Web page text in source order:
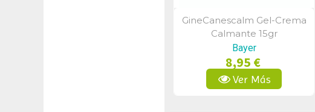
Vista Rápida
GineCanescalm Gel-Crema
Calmante 15gr
Bayer
8,95 €
Ver Más